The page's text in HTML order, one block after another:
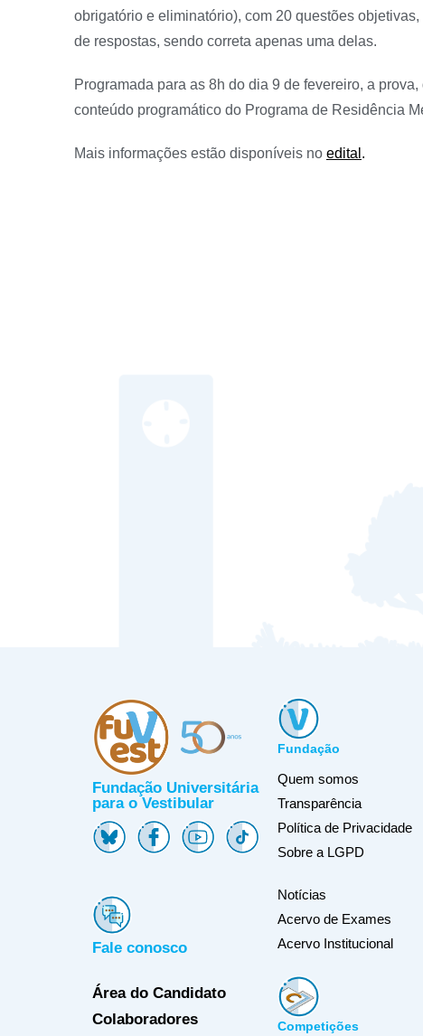
obrigatório e eliminatório), com 20 questões
de respostas, sendo correta apenas uma delas.
Programada para as 8h do dia 9 de fevereiro, a
conteúdo programático do Programa de Residência
Mais informações estão disponíveis no edital .
Fundação Universitária
para o Vestibular
Fale conosco
Área do Candidato
Colaboradores
Fundação
Quem somos
Transparência
Política de Privacidade
Sobre a LGPD
Notícias
Acervo de Exames
Acervo Institucional
Competições